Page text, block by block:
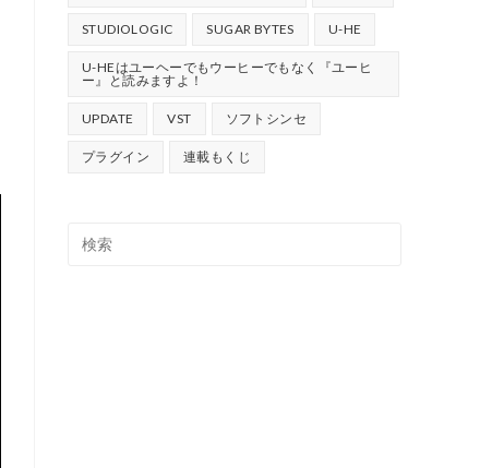
STUDIOLOGIC SUGAR BYTES U-HE
U-HEはユーヘーでもウーヒーでもなく『ユーヒ
ー』と読みますよ！
UPDATE VST ソフトシンセ
プラグイン 連載もくじ